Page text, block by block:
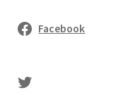
Facebook
sasaki's Twitter